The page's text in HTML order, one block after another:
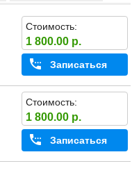
Стоимость:
1 800.00 р.
Записаться
Стоимость:
1 800.00 р.
Записаться